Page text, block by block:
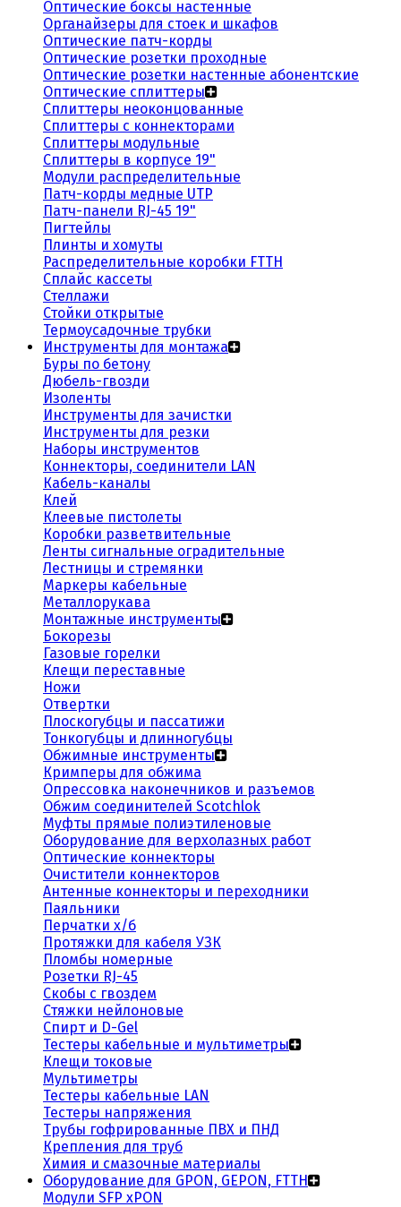
Оптические боксы настенные
Органайзеры для стоек и шкафов
Оптические патч-корды
Оптические розетки проходные
Оптические розетки настенные абонентские
Оптические сплиттеры
Сплиттеры неоконцованные
Сплиттеры с коннекторами
Сплиттеры модульные
Сплиттеры в корпусе 19"
Модули распределительные
Патч-корды медные UTP
Патч-панели RJ-45 19"
Пигтейлы
Плинты и хомуты
Распределительные коробки FTTH
Сплайс кассеты
Стеллажи
Стойки открытые
Термоусадочные трубки
Инструменты для монтажа
Буры по бетону
Дюбель-гвозди
Изоленты
Инструменты для зачистки
Инструменты для резки
Наборы инструментов
Коннекторы, соединители LAN
Кабель-каналы
Клей
Клеевые пистолеты
Коробки разветвительные
Ленты сигнальные оградительные
Лестницы и стремянки
Маркеры кабельные
Металлорукава
Монтажные инструменты
Бокорезы
Газовые горелки
Клещи переставные
Ножи
Отвертки
Плоскогубцы и пассатижи
Тонкогубцы и длинногубцы
Обжимные инструменты
Кримперы для обжима
Опрессовка наконечников и разъемов
Обжим соединителей Scotchlok
Муфты прямые полиэтиленовые
Оборудование для верхолазных работ
Оптические коннекторы
Очистители коннекторов
Антенные коннекторы и переходники
Паяльники
Перчатки х/б
Протяжки для кабеля УЗК
Пломбы номерные
Розетки RJ-45
Скобы с гвоздем
Стяжки нейлоновые
Спирт и D-Gel
Тестеры кабельные и мультиметры
Клещи токовые
Мультиметры
Тестеры кабельные LAN
Тестеры напряжения
Трубы гофрированные ПВХ и ПНД
Крепления для труб
Химия и смазочные материалы
Оборудование для GPON, GEPON, FTTH
Модули SFP xPON